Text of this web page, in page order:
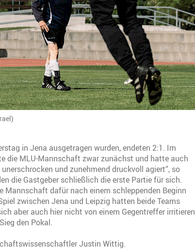
in Jena ausgetragen wurden, endeten 2:1. Im
die MLU-Mannschaft zwar zunächst und hatte auch
und zunehmend druckvoll agiert“, so
die Gastgeber schließlich die erste Partie für sich.
Mannschaft dafür nach einem schleppenden Beginn
zwischen Jena und Leipzig hatten beide Teams
aber auch hier nicht von einem Gegentreffer irritieren
den Pokal.
Justin Wittig.